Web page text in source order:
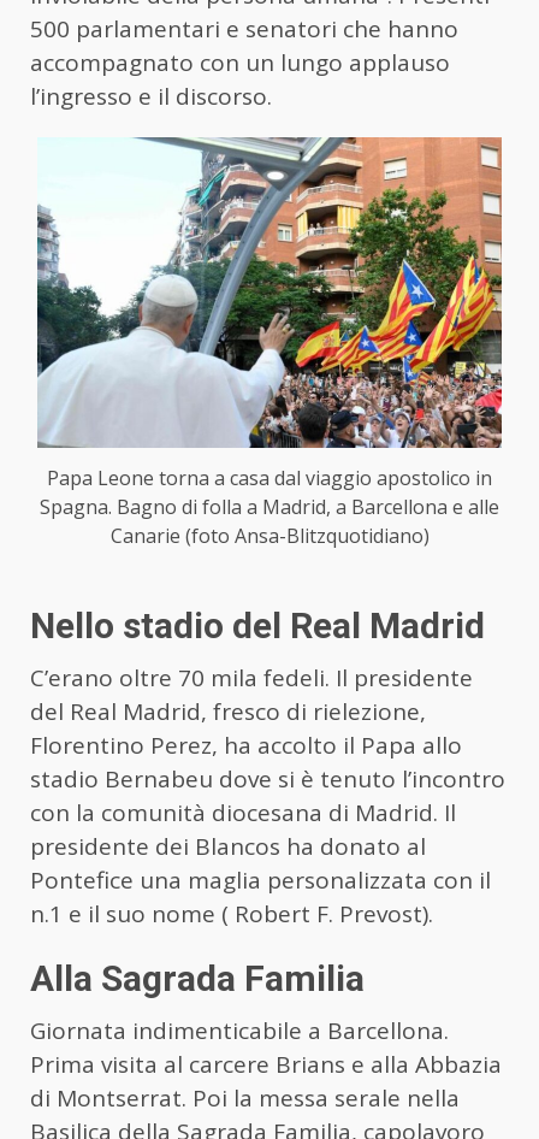
500 parlamentari e senatori che hanno
accompagnato con un lungo applauso
l’ingresso e il discorso.
Papa Leone torna a casa dal viaggio apostolico in
Spagna. Bagno di folla a Madrid, a Barcellona e alle
Canarie (foto Ansa-Blitzquotidiano)
Nello stadio del Real Madrid
C’erano oltre 70 mila fedeli. Il presidente
del Real Madrid, fresco di rielezione,
Florentino Perez, ha accolto il Papa allo
stadio Bernabeu dove si è tenuto l’incontro
con la comunità diocesana di Madrid. Il
presidente dei Blancos ha donato al
Pontefice una maglia personalizzata con il
n.1 e il suo nome ( Robert F. Prevost).
Alla Sagrada Familia
Giornata indimenticabile a Barcellona.
Prima visita al carcere Brians e alla Abbazia
di Montserrat. Poi la messa serale nella
Basilica della Sagrada Familia, capolavoro